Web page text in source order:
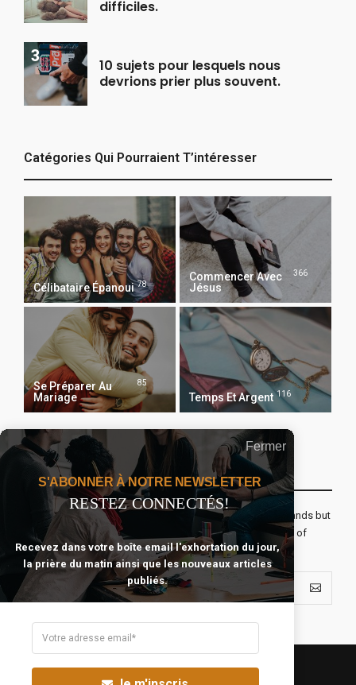
difficiles.
10 sujets pour lesquels nous
devrions prier plus souvent.
Catégories Qui Pourraient T’intéresser
Célibataire Épanoui 78
Commencer Avec
Jésus
366
Se Préparer Au
Mariage
85
Temps Et Argent 116
Recevoir Notre Newsletter Chaque Matin
The real voyage of discovery consists not in seeking new lands but
seeing with new eyes. All journeys have secret destinations of
which the traveler is unaware.
Fermer
S'ABONNER À NOTRE NEWSLETTER
RESTEZ CONNECTÉS!
Recevez dans votre boîte email l'exhortation du jour,
la prière du matin ainsi que les nouveaux articles
publiés.